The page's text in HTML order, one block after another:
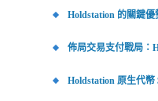
Holdstation 的關鍵優
佈局交易支付戰局：
Holdstation 原生代